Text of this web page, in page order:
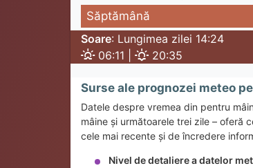
Săptămână
Soare: Lungimea zilei 14:24
06:11 |
20:35
Surse ale prognozei meteo
Datele despre vremea din pentru
mâine și următoarele trei zile – oferă
cele mai recente și de încredere
Nivel de detaliere a datelor